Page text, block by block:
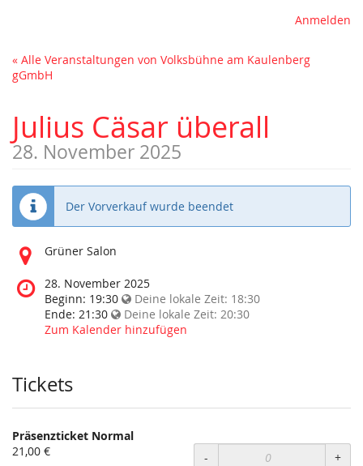
Anmelden
« Alle Veranstaltungen von Volksbühne am Kaulenberg
gGmbH
Julius Cäsar überall
28. November 2025
Der Vorverkauf wurde beendet
Wo
diese
Veranstaltung
statt?
Grüner Salon
Wann
findet
diese
Veranstaltung
28. November 2025
Beginn: 19:30 Deine lokale Zeit: 18:30
Ende: 21:30 Deine lokale Zeit: 20:30
Zum Kalender hinzufügen
Tickets
Präsenzticket Normal
21,00 €
- +